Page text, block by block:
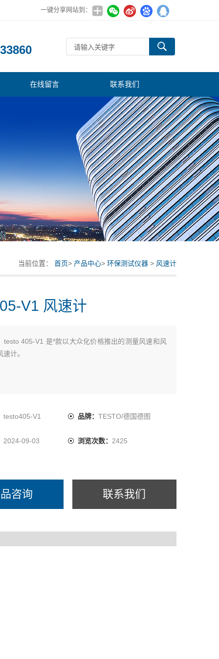
一键分享网站到：
在线留言 联系我们
当前位置： 首页> 产品中心> 环保测试仪器 > 风速计
V1 风速计
testo 405-V1 是*款以大众化价格推出的测量风速和风
计。
testo405-V1 品牌： TESTO/德国德图
2024-09-03 浏览次数： 2425
咨询 联系我们